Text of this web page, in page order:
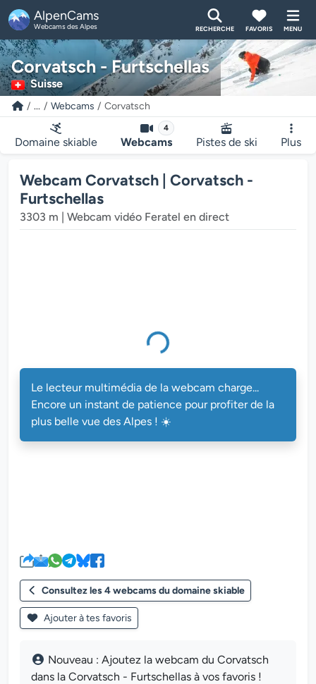
AlpenCams
Webcams des Alpes RECHERCHE FAVORIS MENU
Corvatsch - Furtschellas
Suisse
... Webcams Corvatsch
Domaine skiable
4
Webcams Pistes de ski Plus
Webcam Corvatsch | Corvatsch -
Furtschellas
3303 m | Webcam vidéo Feratel en direct
Le lecteur multimédia de la webcam charge...
Encore un instant de patience pour profiter de la
plus belle vue des Alpes ! ☀️
Consultez les 4 webcams du domaine skiable
Ajouter à tes favoris
Nouveau : Ajoutez la webcam du Corvatsch
dans la Corvatsch - Furtschellas à vos favoris !